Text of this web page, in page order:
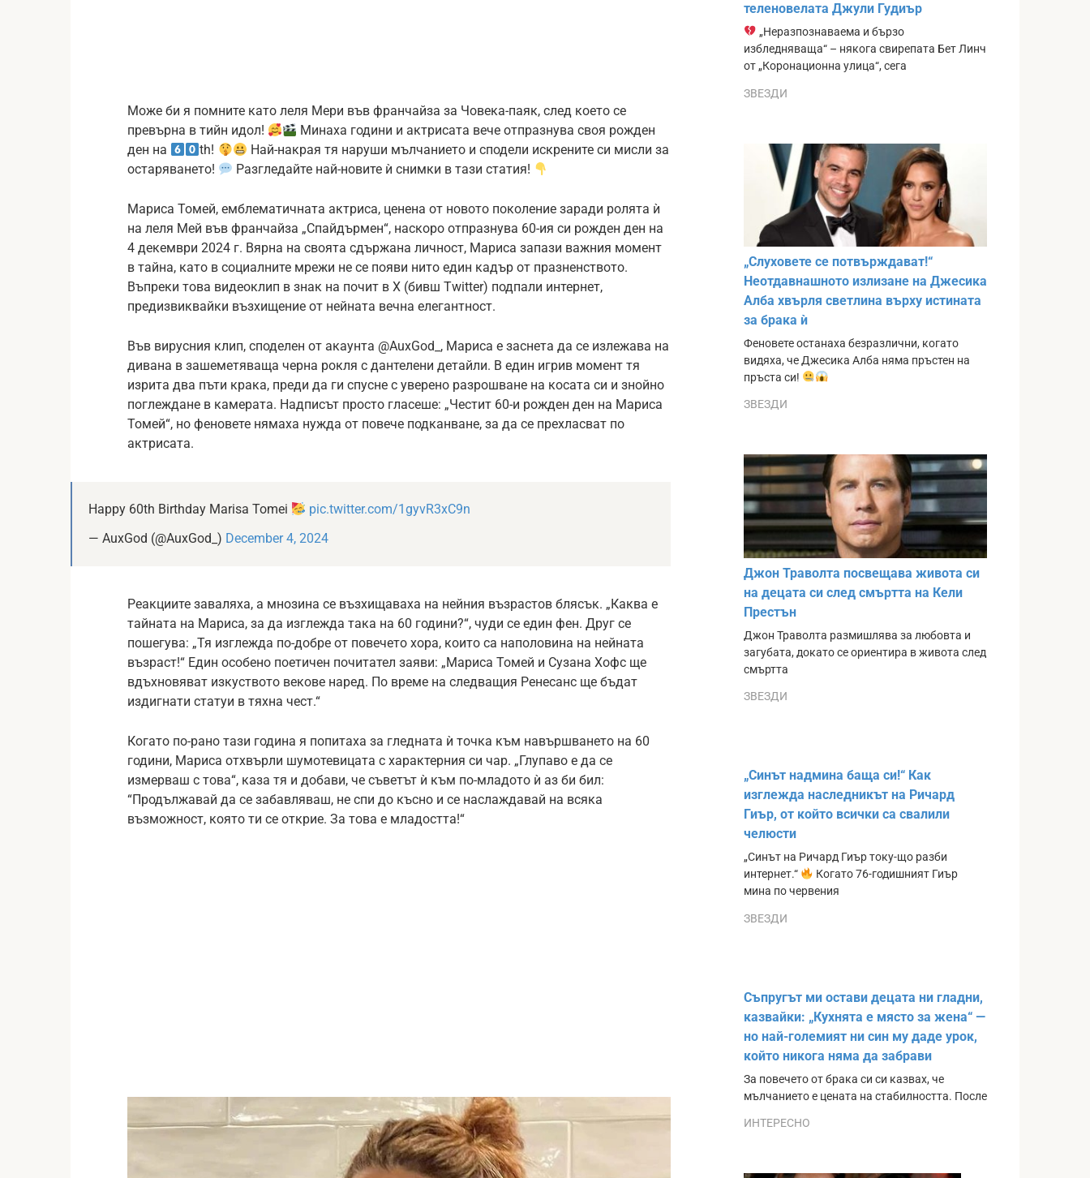
Може би я помните като леля Мери във франчайза за Човека-паяк, след което се
превърна в тийн идол!
Минаха години и актрисата вече отпразнува своя рожден
ден на
th!
Най-накрая тя наруши мълчанието и сподели искрените си мисли за
остаряването!
Разгледайте най-новите ѝ снимки в тази статия!
Мариса Томей, емблематичната актриса, ценена от новото поколение заради ролята ѝ
на леля Мей във франчайза „Спайдърмен“, наскоро отпразнува 60-ия си рожден ден на
4 декември 2024 г. Вярна на своята сдържана личност, Мариса запази важния момент
в тайна, като в социалните мрежи не се появи нито един кадър от празненството.
Въпреки това видеоклип в знак на почит в X (бивш Twitter) подпали интернет,
предизвиквайки възхищение от нейната вечна елегантност.
Във вирусния клип, споделен от акаунта @AuxGod_, Мариса е заснета да се излежава на
дивана в зашеметяваща черна рокля с дантелени детайли. В един игрив момент тя
изрита два пъти крака, преди да ги спусне с уверено разрошване на косата си и знойно
поглеждане в камерата. Надписът просто гласеше: „Честит 60-и рожден ден на Мариса
Томей“, но феновете нямаха нужда от повече подканване, за да се прехласват по
актрисата.
Happy 60th Birthday Marisa Tomei
pic.twitter.com/1gyvR3xC9n
— AuxGod (@AuxGod_) December 4, 2024
Реакциите заваляха, а мнозина се възхищаваха на нейния възрастов блясък. „Каква е
тайната на Мариса, за да изглежда така на 60 години?“, чуди се един фен. Друг се
пошегува: „Тя изглежда по-добре от повечето хора, които са наполовина на нейната
възраст!“ Един особено поетичен почитател заяви: „Мариса Томей и Сузана Хофс ще
вдъхновяват изкуството векове наред. По време на следващия Ренесанс ще бъдат
издигнати статуи в тяхна чест.“
Когато по-рано тази година я попитаха за гледната ѝ точка към навършването на 60
години, Мариса отхвърли шумотевицата с характерния си чар. „Глупаво е да се
измерваш с това“, каза тя и добави, че съветът ѝ към по-младото ѝ аз би бил:
“Продължавай да се забавляваш, не спи до късно и се наслаждавай на всяка
възможност, която ти се открие. За това е младостта!“
теленовелата Джули Гудиър
„Неразпознаваема и бързо
избледняваща“ – някога свирепата Бет Линч
от „Коронационна улица“, сега
ЗВЕЗДИ
„Слуховете се потвърждават!“
Неотдавнашното излизане на Джесика
Алба хвърля светлина върху истината
за брака ѝ
Феновете останаха безразлични, когато
видяха, че Джесика Алба няма пръстен на
пръста си!
ЗВЕЗДИ
Джон Траволта посвещава живота си
на децата си след смъртта на Кели
Престън
Джон Траволта размишлява за любовта и
загубата, докато се ориентира в живота след
смъртта
ЗВЕЗДИ
„Синът надмина баща си!“ Как
изглежда наследникът на Ричард
Гиър, от който всички са свалили
челюсти
„Синът на Ричард Гиър току-що разби
интернет.“
Когато 76-годишният Гиър
мина по червения
ЗВЕЗДИ
Съпругът ми остави децата ни гладни,
казвайки: „Кухнята е място за жена“ —
но най-големият ни син му даде урок,
който никога няма да забрави
За повечето от брака си си казвах, че
мълчанието е цената на стабилността. После
ИНТЕРЕСНО